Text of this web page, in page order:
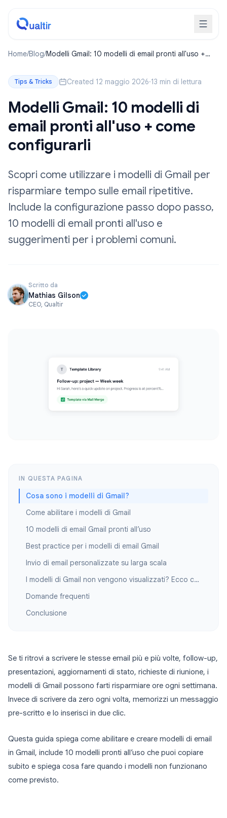
Home/Blog/Modelli Gmail: 10 modelli di email pronti all'uso +
Tips & Tricks Created 12 maggio 2026·13 min di lettura
Modelli Gmail: 10 modelli di
email pronti all'uso + come
configurarli
Scopri come utilizzare i modelli di Gmail per
risparmiare tempo sulle email ripetitive.
Include la configurazione passo dopo passo,
10 modelli di email pronti all'uso e
suggerimenti per i problemi comuni.
Scritto da
Mathias Gilson
CEO, Qualtir
IN QUESTA PAGINA
Cosa sono i modelli di Gmail?
Come abilitare i modelli di Gmail
10 modelli di email Gmail pronti all’uso
Best practice per i modelli di email Gmail
Invio di email personalizzate su larga scala
I modelli di Gmail non vengono visualizzati? Ecco come risolvere
Domande frequenti
Conclusione
Se ti ritrovi a scrivere le stesse email più e più volte, follow-up,
presentazioni, aggiornamenti di stato, richieste di riunione, i
modelli di Gmail possono farti risparmiare ore ogni settimana.
Invece di scrivere da zero ogni volta, memorizzi un messaggio
pre-scritto e lo inserisci in due clic.
Questa guida spiega come abilitare e creare modelli di email
in Gmail, include 10 modelli pronti all’uso che puoi copiare
subito e spiega cosa fare quando i modelli non funzionano
come previsto.